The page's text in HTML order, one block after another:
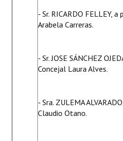
- Sr. RICARDO FELLEY,
Arabela Carreras.
- Sr. JOSE SÁNCHEZ
Concejal Laura Alves.
- Sra. ZULEMA
Claudio Otano.